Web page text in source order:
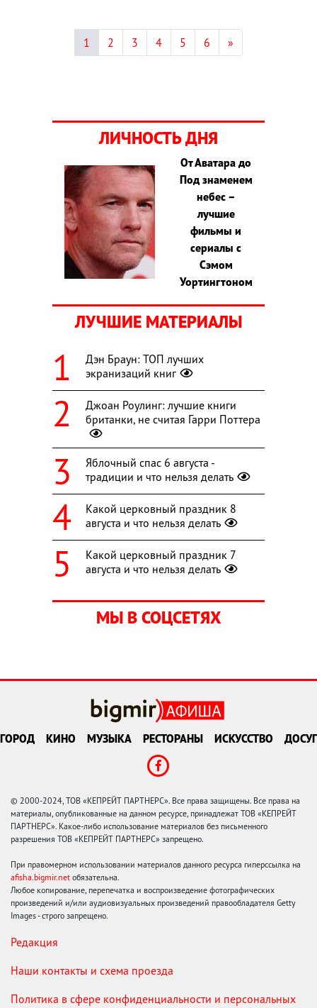
1 2 3 4 5 6 »
ЛИЧНОСТЬ ДНЯ
От Аватара до
Под знаменем
небес –
лучшие
фильмы и
сериалы с
Сэмом
Уортингтоном
ЛУЧШИЕ МАТЕРИАЛЫ
Дэн Браун: ТОП лучших
экранизаций книг
Джоан Роулинг: лучшие книги
британки, не считая Гарри Поттера
Яблочный спас 6 августа -
традиции и что нельзя делать
Какой церковный праздник 8
августа и что нельзя делать
Какой церковный праздник 7
августа и что нельзя делать
МЫ В СОЦСЕТЯХ
ГОРОД КИНО МУЗЫКА РЕСТОРАНЫ ИСКУССТВО ДОСУГ
© 2000-2024, ТОВ «КЕПРЕЙТ ПАРТНЕРС». Все права защищены. Все права на
материалы, опубликованные на данном ресурсе, принадлежат ТОВ «КЕПРЕЙТ
ПАРТНЕРС». Какое-либо использование материалов без письменного
разрешения ТОВ «КЕПРЕЙТ ПАРТНЕРС» запрещено.
При правомерном использовании материалов данного ресурса гиперссылка на
afisha.bigmir.net обязательна.
Любое копирование, перепечатка и воспроизведение фотографических
произведений и/или аудиовизуальных произведений правообладателя Getty
Images - строго запрещено.
Редакция
Наши контакты и схема проезда
Политика в сфере конфиденциальности и персональных